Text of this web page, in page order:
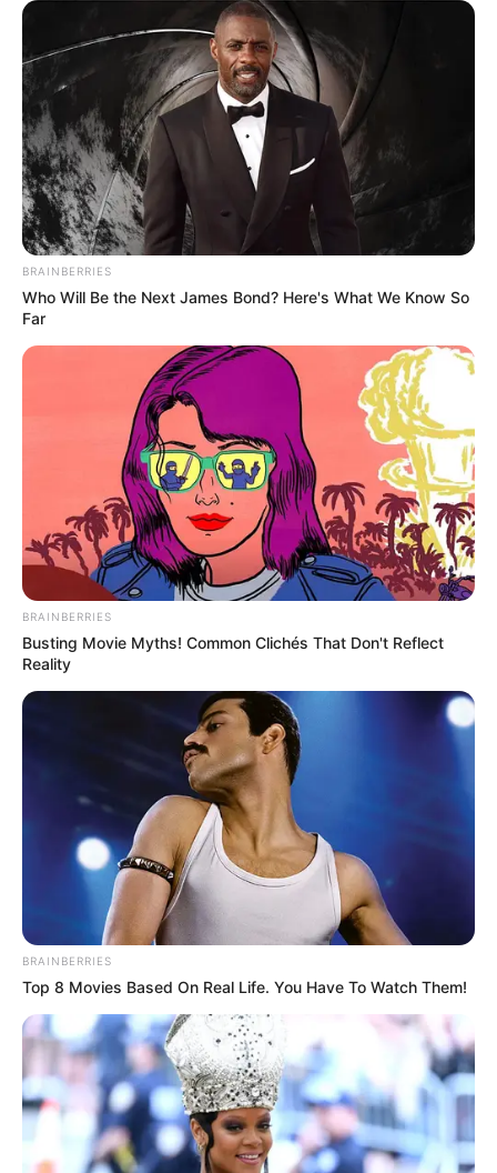
BRAINBERRIES
Who Will Be the Next James Bond? Here's What We Know So
Far
BRAINBERRIES
Busting Movie Myths! Common Clichés That Don't Reflect
Reality
BRAINBERRIES
Top 8 Movies Based On Real Life. You Have To Watch Them!